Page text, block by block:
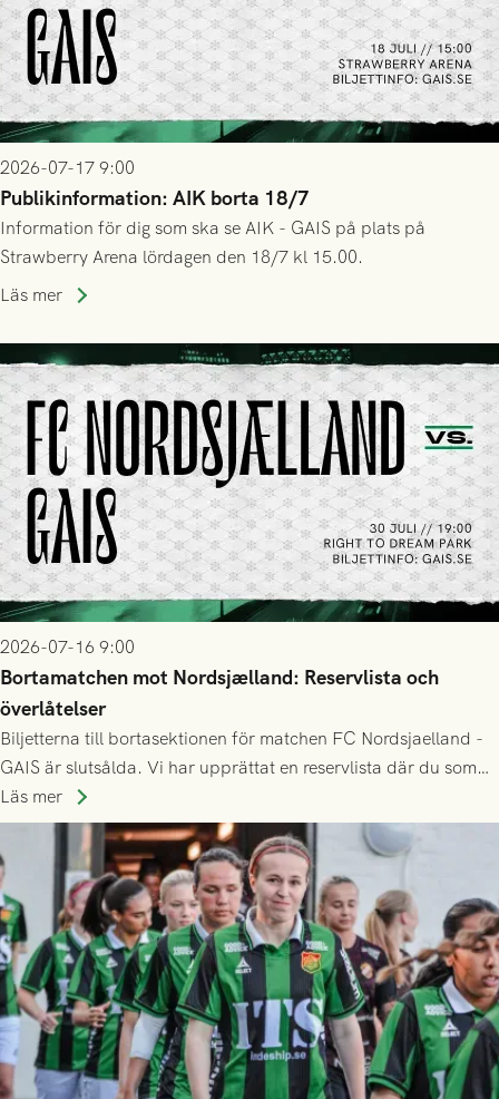
2026-07-17 9:00
Publikinformation: AIK borta 18/7
Information för dig som ska se AIK - GAIS på plats på
Strawberry Arena lördagen den 18/7 kl 15.00.
Läs mer
2026-07-16 9:00
Bortamatchen mot Nordsjælland: Reservlista och
överlåtelser
Biljetterna till bortasektionen för matchen FC Nordsjaelland -
GAIS är slutsålda. Vi har upprättat en reservlista där du som
ännu inte har någon biljett kan anmäla ditt intresse. Du kan
inte själv överlåta din biljett till någon annan.
Läs mer